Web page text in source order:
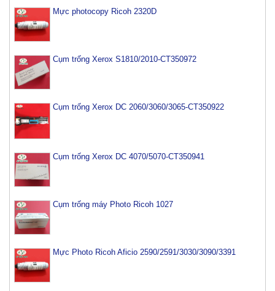
Mực photocopy Ricoh 2320D
Cụm trống Xerox S1810/2010-CT350972
Cụm trống Xerox DC 2060/3060/3065-CT350922
Cụm trống Xerox DC 4070/5070-CT350941
Cụm trống máy Photo Ricoh 1027
Mực Photo Ricoh Aficio 2590/2591/3030/3090/3391